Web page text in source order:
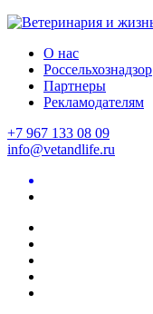
О нас
Россельхознадзор
Партнеры
Рекламодателям
+7 967 133 08 09
info@vetandlife.ru